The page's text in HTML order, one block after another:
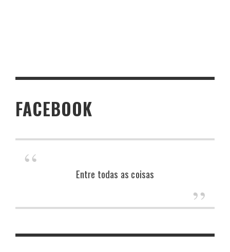
FACEBOOK
Entre todas as coisas